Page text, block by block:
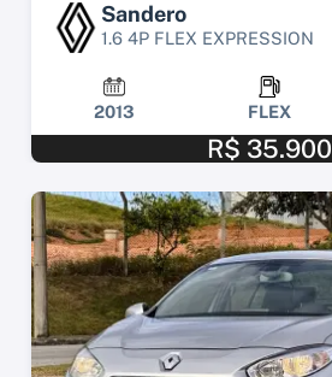
Sandero
1.6 4P FLEX EXPRESSION
2013 FLEX
R$ 35.900